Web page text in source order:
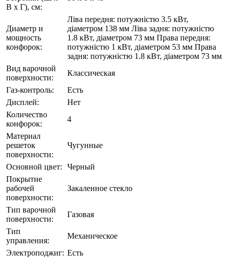
В х Г), см:
Диаметр и
мощность
конфорок:
Ліва передня: потужністю 3.5 кВт,
діаметром 138 мм Ліва задня: потужністю
1.8 кВт, діаметром 73 мм Права передня:
потужністю 1 кВт, діаметром 53 мм Права
задня: потужністю 1.8 кВт, діаметром 73 мм
Вид варочной
поверхности:
Классическая
Газ-контроль:
Есть
Дисплей:
Нет
Количество
конфорок:
4
Материал
решеток
поверхности:
Чугунные
Основной цвет:
Черный
Покрытие
рабочей
поверхности:
Закаленное стекло
Тип варочной
поверхности:
Газовая
Тип
управления:
Механическое
Электроподжиг: Есть